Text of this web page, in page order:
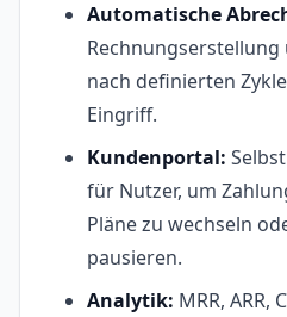
Automatische
nach definierten
Eingriff.
Kundenportal:
für Nutzer, um
Pläne zu wechseln
pausieren.
Analytik: MRR, ARR,